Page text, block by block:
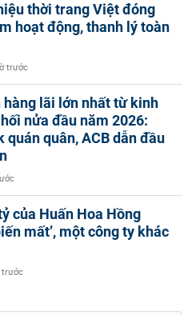
thời trang Việt đóng
hoạt động, thanh lý toàn
trước
hàng lãi lớn nhất từ kinh
nửa đầu năm 2026:
quán quân, ACB dẫn đầu
của Huấn Hoa Hồng
mất’, một công ty khác
trước